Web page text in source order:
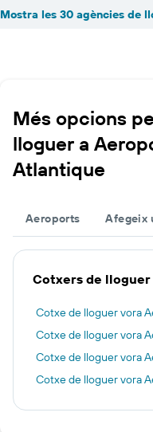
Mostra les 30 agències de
Més opcions
lloguer a
Atlantique
Aeroports Afegeix
Cotxers de
Cotxe de lloguer vora
Cotxe de lloguer vora
Cotxe de lloguer vora
Cotxe de lloguer vora